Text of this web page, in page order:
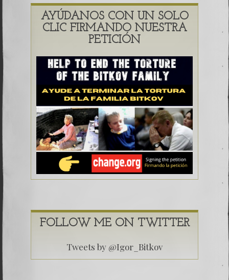
AYÚDANOS CON UN SOLO
CLIC FIRMANDO NUESTRA
PETICIÓN
FOLLOW ME ON TWITTER
Tweets by @Igor_Bitkov